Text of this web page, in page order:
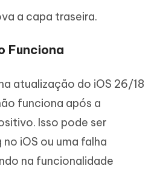
a capa traseira.
Funciona
atualização do iOS 26/18
funciona após a
Isso pode ser
iOS ou uma falha
na funcionalidade